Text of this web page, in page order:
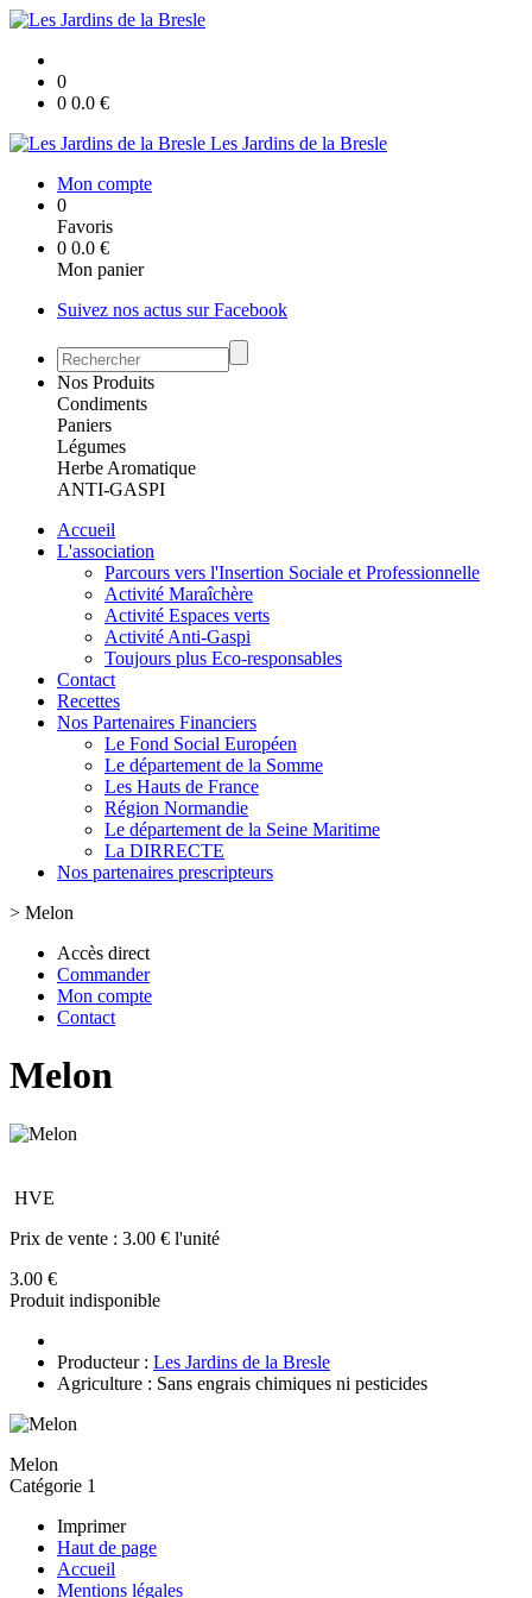
0
0 0.0 €
Les Jardins de la Bresle
Mon compte
0
Favoris
0 0.0 €
Mon panier
Suivez nos actus sur Facebook
Nos Produits
Condiments
Paniers
Légumes
Herbe Aromatique
ANTI-GASPI
Accueil
L'association
Parcours vers l'Insertion Sociale et Professionnelle
Activité Maraîchère
Activité Espaces verts
Activité Anti-Gaspi
Toujours plus Eco-responsables
Contact
Recettes
Nos Partenaires Financiers
Le Fond Social Européen
Le département de la Somme
Les Hauts de France
Région Normandie
Le département de la Seine Maritime
La DIRRECTE
Nos partenaires prescripteurs
> Melon
Accès direct
Commander
Mon compte
Contact
Melon
HVE
Prix de vente : 3.00 € l'unité
3.00 €
Produit indisponible
Producteur : Les Jardins de la Bresle
Agriculture : Sans engrais chimiques ni pesticides
Melon
Catégorie 1
Imprimer
Haut de page
Accueil
Mentions légales